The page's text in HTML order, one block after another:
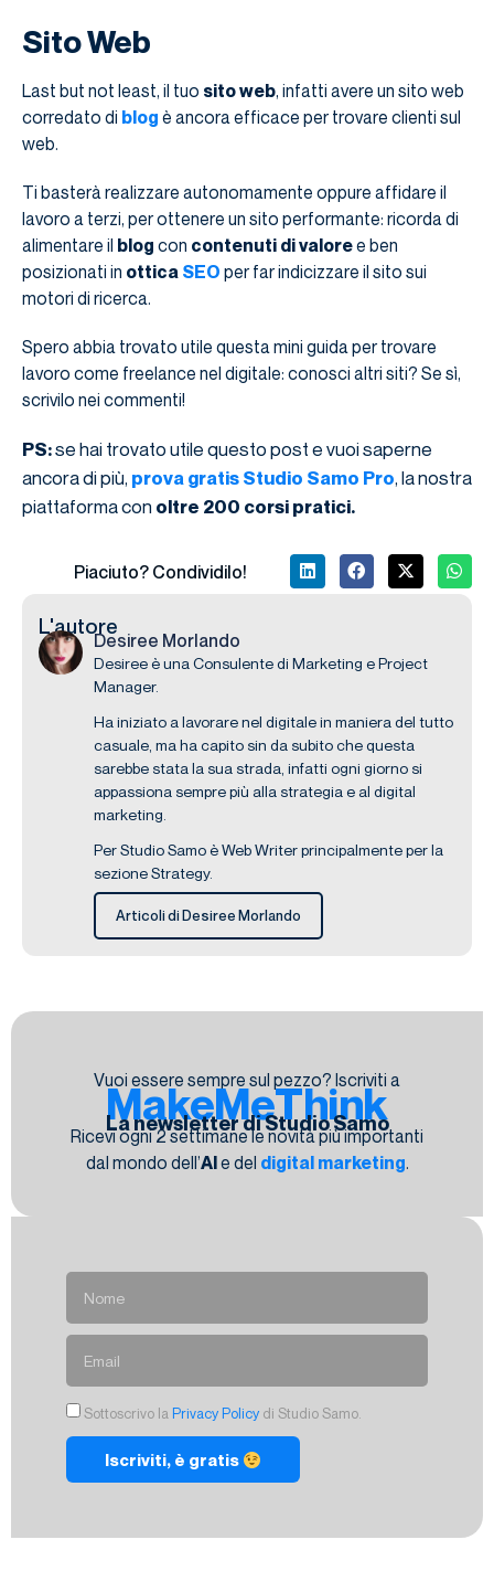
Sito Web
Last but not least, il tuo sito web, infatti avere un sito web
corredato di blog è ancora efficace per trovare clienti sul
web.
Ti basterà realizzare autonomamente oppure affidare il
lavoro a terzi, per ottenere un sito performante: ricorda di
alimentare il blog con contenuti di valoree ben
posizionati in ottica SEO per far indicizzare il sito sui
motori di ricerca.
Spero abbia trovato utile questa mini guida per trovare
lavoro come freelance nel digitale: conosci altri siti? Se sì,
scrivilo nei commenti!
PS:se hai trovato utile questo post e vuoi saperne
ancora di più, prova gratis Studio Samo Pro, la nostra
piattaforma con oltre 200 corsi pratici.
Piaciuto? Condividilo!
L'autore
Desiree Morlando
Desiree è una Consulente di Marketing e Project
Manager.
Ha iniziato a lavorare nel digitale in maniera del tutto
casuale, ma ha capito sin da subito che questa
sarebbe stata la sua strada, infatti ogni giorno si
appassiona sempre più alla strategia e al digital
marketing.
Per Studio Samo è Web Writer principalmente per la
sezione Strategy.
Articoli di Desiree Morlando
Vuoi essere sempre sul pezzo? Iscriviti a
MakeMeThink
La newsletter di Studio Samo
Ricevi ogni 2 settimane le novità più importanti
dal mondo dell’AIe del digital marketing.
Sottoscrivo la Privacy Policy di Studio Samo.
Iscriviti, è gratis